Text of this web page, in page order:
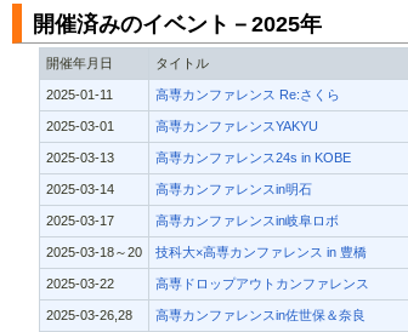
開催済みのイベント－2025年
開催年月日 タイトル
2025-01-11 高専カンファレンス Re:さくら
2025-03-01 高専カンファレンスYAKYU
2025-03-13 高専カンファレンス24s in KOBE
2025-03-14 高専カンファレンスin明石
2025-03-17 高専カンファレンスin岐阜ロボ
2025-03-18～20 技科大×高専カンファレンス in 豊橋
2025-03-22 高専ドロップアウトカンファレンス
2025-03-26,28 高専カンファレンスin佐世保＆奈良